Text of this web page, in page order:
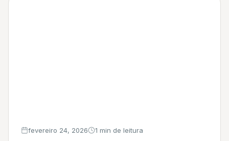
fevereiro 24, 2026 1 min de leitura